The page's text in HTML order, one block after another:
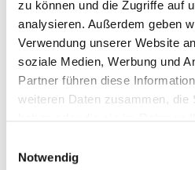
zu können und die Zugriffe auf
analysieren. Außerdem geben
Verwendung unserer Website
soziale Medien, Werbung und
Partner führen diese
weiteren Daten zusammen, die
Notwendig
Jungdesigner*innen
zur Marktreife mit
einem
von der
Austria
(aws)unterstützt.